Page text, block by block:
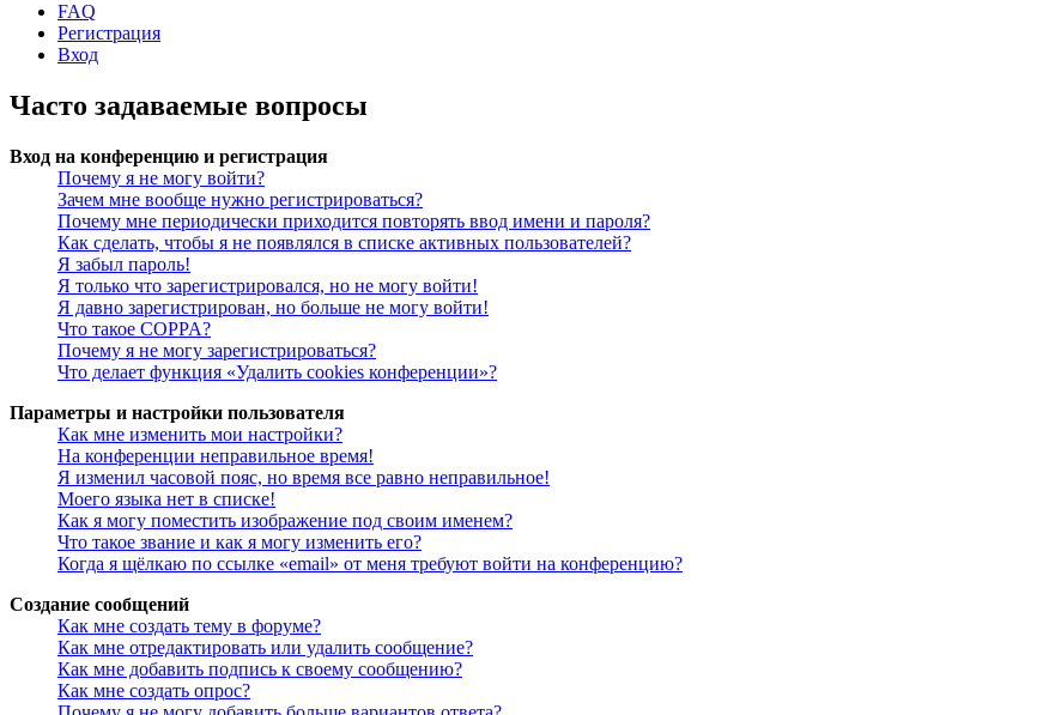
FAQ
Регистрация
Вход
Часто задаваемые вопросы
Вход на конференцию и регистрация
Почему я не могу войти?
Зачем мне вообще нужно регистрироваться?
Почему мне периодически приходится повторять ввод имени и пароля?
Как сделать, чтобы я не появлялся в списке активных пользователей?
Я забыл пароль!
Я только что зарегистрировался, но не могу войти!
Я давно зарегистрирован, но больше не могу войти!
Что такое COPPA?
Почему я не могу зарегистрироваться?
Что делает функция «Удалить cookies конференции»?
Параметры и настройки пользователя
Как мне изменить мои настройки?
На конференции неправильное время!
Я изменил часовой пояс, но время все равно неправильное!
Моего языка нет в списке!
Как я могу поместить изображение под своим именем?
Что такое звание и как я могу изменить его?
Когда я щёлкаю по ссылке «email» от меня требуют войти на конференцию?
Создание сообщений
Как мне создать тему в форуме?
Как мне отредактировать или удалить сообщение?
Как мне добавить подпись к своему сообщению?
Как мне создать опрос?